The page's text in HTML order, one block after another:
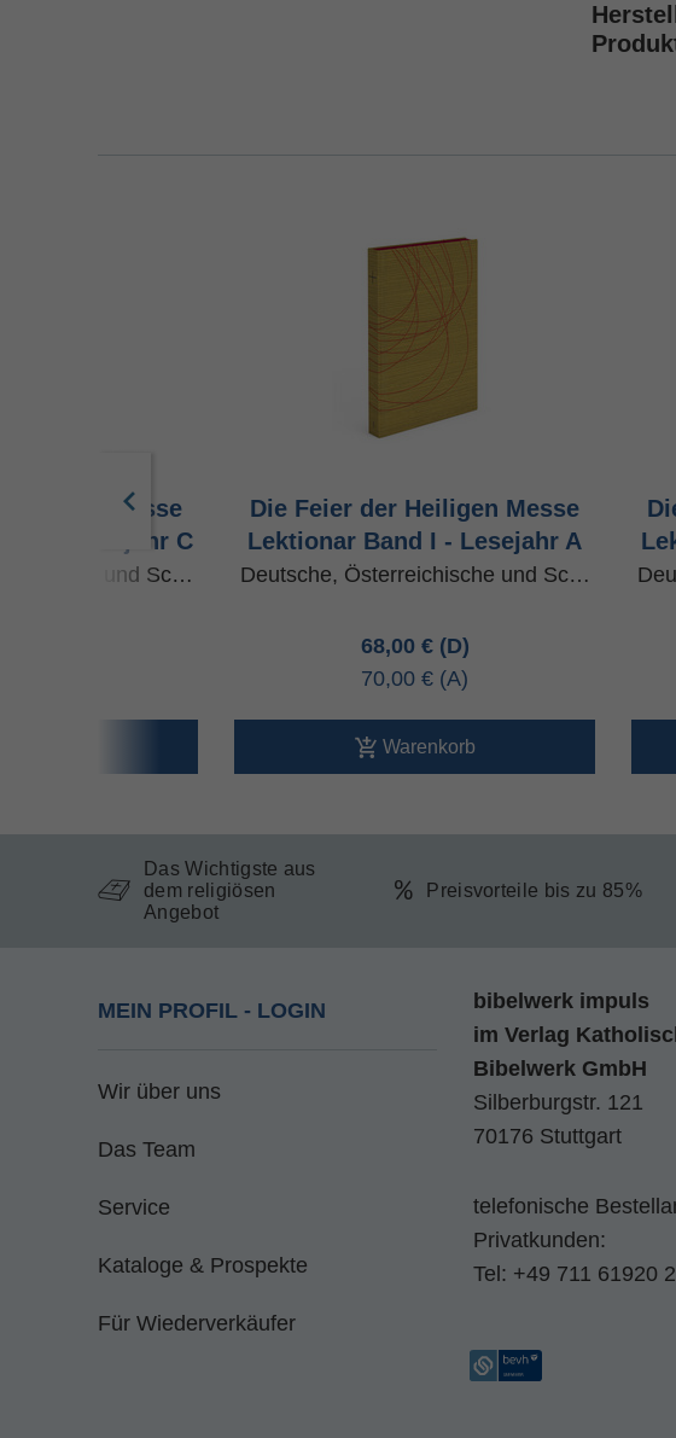
Messe
III - Lesejahr C
und Sc…
Die Feier der Heiligen Messe
Lektionar Band I - Lesejahr A
Deutsche, Österreichische und Sc…
68,00 €
70,00 €
Warenkorb
Das Wichtigste aus
dem religiösen
Angebot
Preisvorteile bis zu 85%
MEIN PROFIL - LOGIN
Wir über uns
Das Team
Service
Kataloge & Prospekte
Für Wiederverkäufer
bibelwerk impuls
im Verlag
Bibelwerk GmbH
Silberburgstr. 121
70176 Stuttgart
telefonische
Privatkunden:
Tel: +49 711 61920